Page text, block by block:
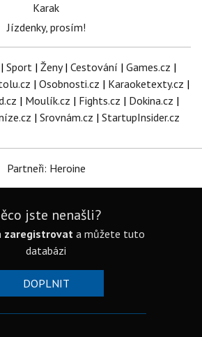
Karak
Jízdenky, prosím!
Sport | Ženy| Cestování | Games.cz |
| Osobnosti.cz | Karaoketexty.cz |
| Moulík.cz | Fights.cz | Dokina.cz |
| Srovnám.cz | StartupInsider.cz
Partneři: Heroine
jste nenašli?
zaregistrovat a můžete tuto
databázi
DOPLNIT